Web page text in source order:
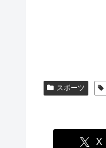
スポーツ
X